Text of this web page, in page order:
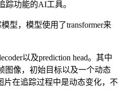
踪功能的AI工具。
，模型使用了transformer来
以及prediction head。其中
图像，初始目标以及一个动态
片在追踪过程中是动态变化，不